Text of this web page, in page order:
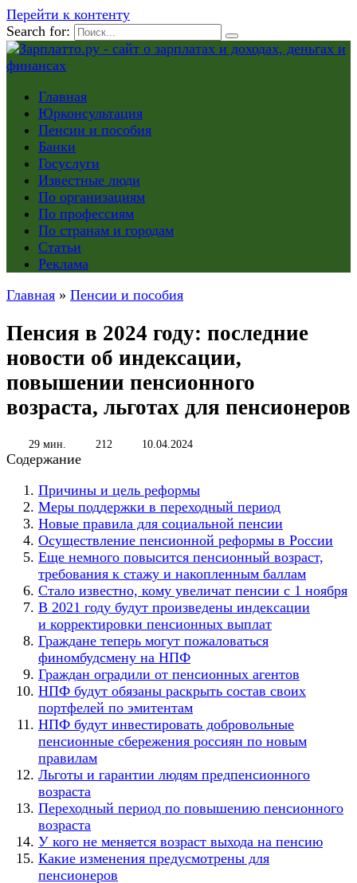
Перейти к контенту
Search for:
Главная
Юрконсультация
Пенсии и пособия
Банки
Госуслуги
Известные люди
По организациям
По профессиям
По странам и городам
Статьи
Реклама
Главная » Пенсии и пособия
Пенсия в 2024 году: последние
новости об индексации,
повышении пенсионного
возраста, льготах для пенсионеров
29 мин. 212 10.04.2024
Содержание
Причины и цель реформы
Меры поддержки в переходный период
Новые правила для социальной пенсии
Осуществление пенсионной реформы в России
Еще немного повысится пенсионный возраст,
требования к стажу и накопленным баллам
Стало известно, кому увеличат пенсии с 1 ноября
В 2021 году будут произведены индексации
и корректировки пенсионных выплат
Граждане теперь могут пожаловаться
финомбудсмену на НПФ
Граждан оградили от пенсионных агентов
НПФ будут обязаны раскрыть состав своих
портфелей по эмитентам
НПФ будут инвестировать добровольные
пенсионные сбережения россиян по новым
правилам
Льготы и гарантии людям предпенсионного
возраста
Переходный период по повышению пенсионного
возраста
У кого не меняется возраст выхода на пенсию
Какие изменения предусмотрены для
пенсионеров